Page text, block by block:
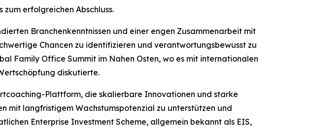
erfolgreichen Abschluss.
Branchenkenntnissen und einer engen Zusammenarbeit mit
Chancen zu identifizieren und verantwortungsbewusst zu
Family Office Summit im Nahen Osten, wo es mit internationalen
diskutierte.
Plattform, die skalierbare Innovationen und starke
mit langfristigem Wachstumspotenzial zu unterstützen und
Enterprise Investment Scheme, allgemein bekannt als EIS,